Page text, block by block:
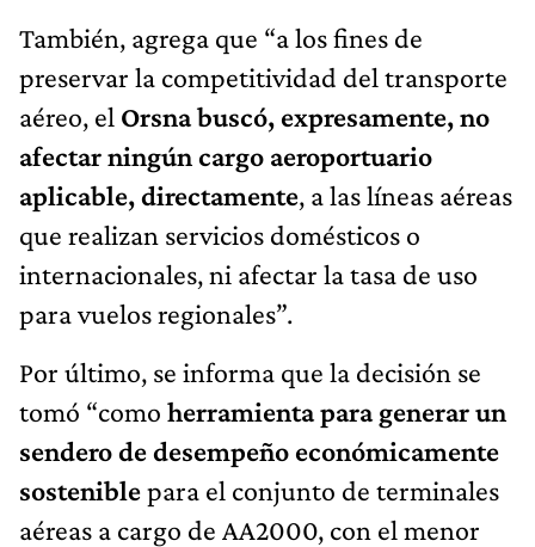
También, agrega que “a los fines de
preservar la competitividad del transporte
aéreo, el Orsna buscó, expresamente, no
afectar ningún cargo aeroportuario
aplicable, directamente, a las líneas aéreas
que realizan servicios domésticos o
internacionales, ni afectar la tasa de uso
para vuelos regionales”.
Por último, se informa que la decisión se
tomó “como herramienta para generar un
sendero de desempeño económicamente
sosteniblepara el conjunto de terminales
aéreas a cargo de AA2000, con el menor